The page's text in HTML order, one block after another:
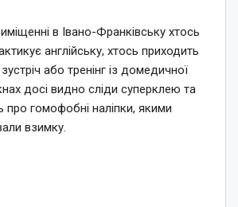
в Івано-Франківську хтось
англійську, хтось приходить
або тренінг із домедичної
досі видно сліди суперклею та
про гомофобні наліпки, якими
взимку.